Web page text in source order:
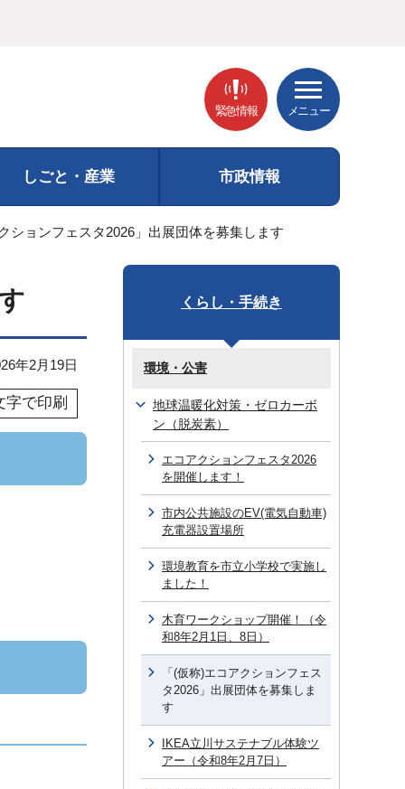
緊急情報 メニュー
しごと・産業 市政情報
ションフェスタ2026」出展団体を募集します
年2月19日
字で印刷
くらし・手続き
環境・公害
地球温暖化対策・ゼロカーボ
ン（脱炭素）
エコアクションフェスタ2026
を開催します！
市内公共施設のEV(電気自動車)
充電器設置場所
環境教育を市立小学校で実施し
ました！
木育ワークショップ開催！（令
和8年2月1日、8日）
「(仮称)エコアクションフェス
タ2026」出展団体を募集しま
す
IKEA立川サステナブル体験ツ
アー（令和8年2月7日）